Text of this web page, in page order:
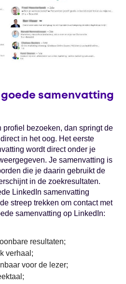
goede samenvatting
bezoeken, dan springt de
in het oog. Het eerste
wordt direct onder je
Je samenvatting is
die je daarin gebruikt de
in de zoekresultaten.
LinkedIn samenvatting
streep trekken om contact met
samenvatting op LinkedIn:
resultaten;
verhaal;
voor de lezer;